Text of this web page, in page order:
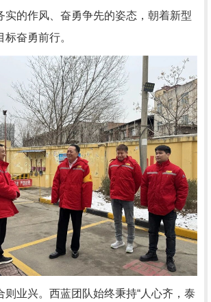
实的作风、奋勇争先的姿态，朝着新型
奋勇前行。
则业兴。西蓝团队始终秉持“人心齐，泰